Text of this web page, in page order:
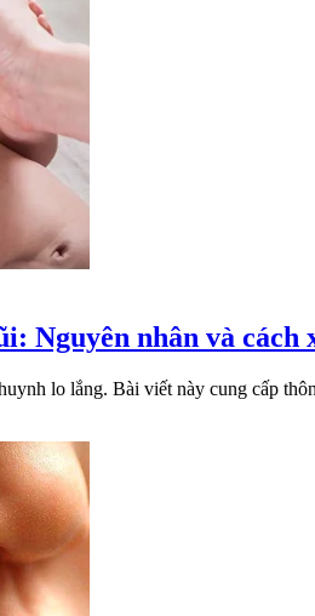
Nguyên nhân và cách
lo lắng. Bài viết này cung cấp